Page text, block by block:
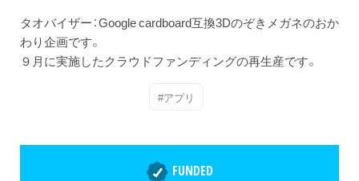
タオバイザー：Google cardboard互換3Dのぞきメガネのおか
わり企画です。
９月に実施したクラウドファンディングの再生産です。
#アプリ
FUNDED